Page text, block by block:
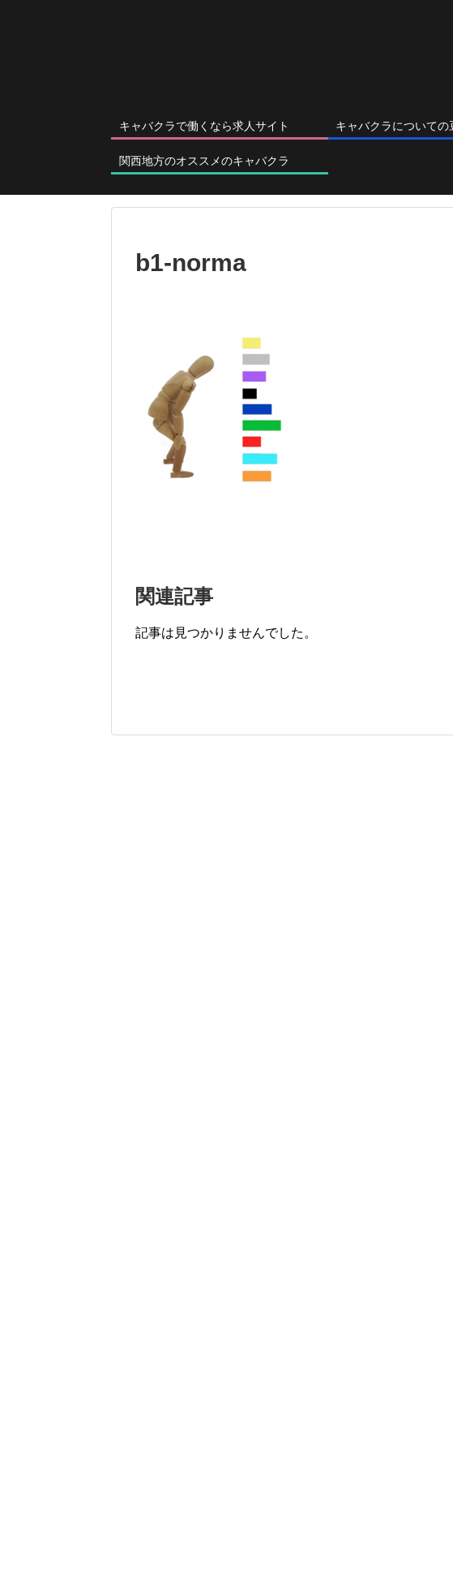
キャバクラで働くなら求人サイト キャバクラについての
関西地方のオススメのキャバクラ
b1-norma
関連記事
記事は見つかりませんでした。